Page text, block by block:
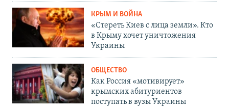
КРЫМ И ВОЙНА
«Стереть Киев с лица земли». Кто
в Крыму хочет уничтожения
Украины
ОБЩЕСТВО
Как Россия «мотивирует»
крымских абитуриентов
поступать в вузы Украины